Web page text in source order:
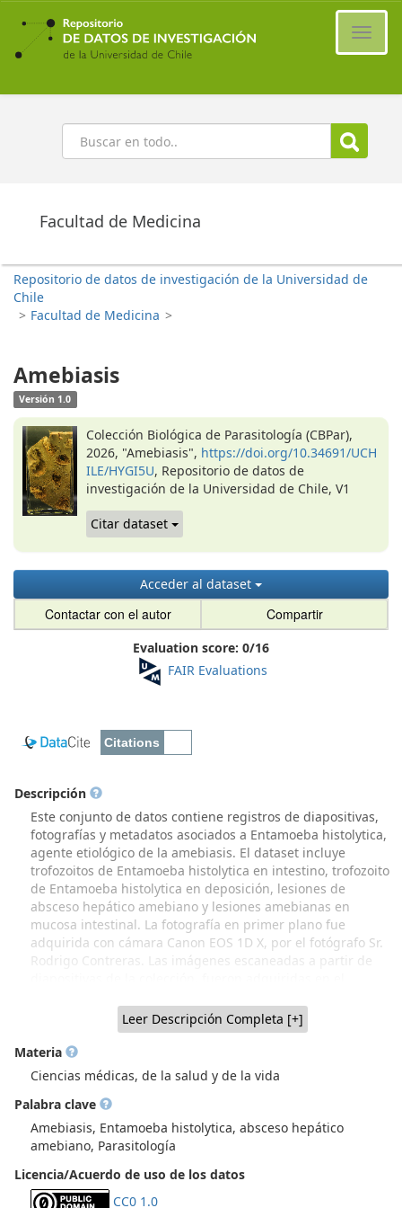
Ir
contenido
principal
Buscar
Facultad de Medicina
Repositorio de datos de investigación de la Universidad de
Chile
> Facultad de Medicina >
Amebiasis
Versión 1.0
Colección Biológica de Parasitología (CBPar),
2026, "Amebiasis", https://doi.org/10.34691/UCH
ILE/HYGI5U, Repositorio de datos de
investigación de la Universidad de Chile, V1
Citar dataset
Acceder al dataset
Contactar con el autor Compartir
Evaluation score: 0/16
FAIR Evaluations
Descripción
Este conjunto de datos contiene registros de diapositivas,
fotografías y metadatos asociados a Entamoeba histolytica,
agente etiológico de la amebiasis. El dataset incluye
trofozoitos de Entamoeba histolytica en intestino, trofozoito
de Entamoeba histolytica en deposición, lesiones de
absceso hepático amebiano y lesiones amebianas en
mucosa intestinal. La fotografía en primer plano fue
adquirida con cámara Canon EOS 1D X, por el fotógrafo Sr.
Rodrigo Contreras. Las imágenes escaneadas a partir de
Urquiza, Nicolás Urquiza y Antonia Sánchez, estudiantes de
Medicina y el Prof. Víctor Castañeda, Escuela de Tecnología
Médica. Procedencia del material: Colección Biológica de
Parasitología (CBPar), NiBG-ICBM, Facultad de Medicina,
Universidad de Chile (Recuperación parcial a través de
Proyecto FIDOP 48/2023 UChile IP Prof. Inés Zulantay.
Material generado por varias generaciones de académicos
parasitólogos de Sede Norte, Dr. Hugo Schenone y
colaboradores y, material procedente de Sede Sur, Dr.
Werner Apt y colaboradores, que incluye donaciones de
parasitólogos extranjeros). La CBPar se encuentra
Leer Descripción Completa [+]
Materia
Ciencias médicas, de la salud y de la vida
Palabra clave
Amebiasis, Entamoeba histolytica, absceso hepático
amebiano, Parasitología
Licencia/Acuerdo de uso de los datos
CC0 1.0